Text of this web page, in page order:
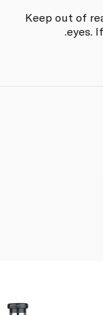
Keep out of
eyes.